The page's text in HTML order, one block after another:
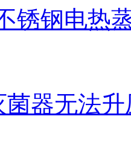
锈钢电热
菌器无法